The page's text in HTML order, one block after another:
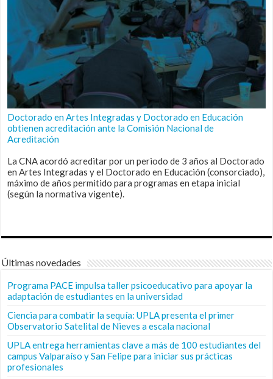
Doctorado en Artes Integradas y Doctorado en Educación
obtienen acreditación ante la Comisión Nacional de
Acreditación
La CNA acordó acreditar por un periodo de 3 años al Doctorado
en Artes Integradas y el Doctorado en Educación (consorciado),
máximo de años permitido para programas en etapa inicial
(según la normativa vigente).
Últimas novedades
Programa PACE impulsa taller psicoeducativo para apoyar la
adaptación de estudiantes en la universidad
Ciencia para combatir la sequía: UPLA presenta el primer
Observatorio Satelital de Nieves a escala nacional
UPLA entrega herramientas clave a más de 100 estudiantes del
campus Valparaíso y San Felipe para iniciar sus prácticas
profesionales